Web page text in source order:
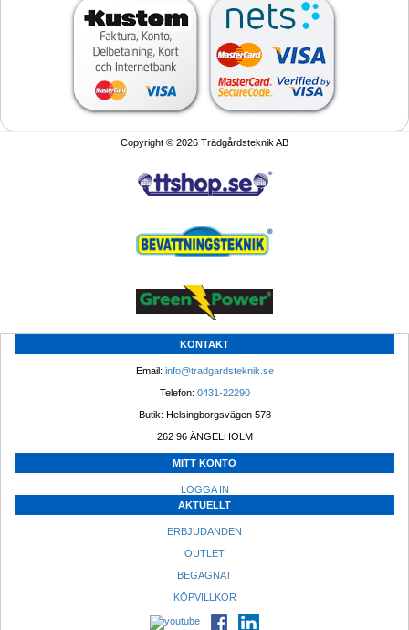
Copyright © 2026 Trädgårdsteknik AB
KONTAKT
Email: info@tradgardsteknik.se
Telefon: 0431-22290
Butik: Helsingborgsvägen 578
262 96 ÄNGELHOLM
MITT KONTO
LOGGA IN
AKTUELLT
ERBJUDANDEN
OUTLET
BEGAGNAT
KÖPVILLKOR